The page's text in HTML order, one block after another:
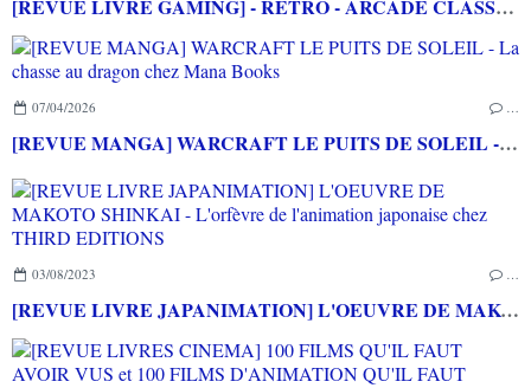
[REVUE LIVRE GAMING] - RETRO - ARCADE CLASSICS - La grande histoire des bornes de jeux vidéo aux éditions CASA
07/04/2026 …
[REVUE MANGA] WARCRAFT LE PUITS DE SOLEIL - La chasse au dragon chez Mana Books
03/08/2023 …
[REVUE LIVRE JAPANIMATION] L'OEUVRE DE MAKOTO SHINKAI - L'orfèvre de l'animation japonaise chez THIRD EDITIONS